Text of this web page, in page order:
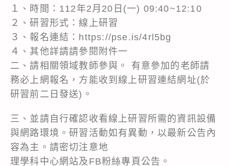
１、時間：112年2月20日(一) 09:40~12:10
２、研習形式：線上研習
３、報名連結：https://pse.is/4rl5bg
４、其他詳請請參閱附件一
二、請相關領域教師參與。 有意參加的老師請
務必上網報名，方能收到線上研習連結網址(於
研習前二日發送)。
三、並請自行確認收看線上研習所需的資訊設備
與網路環境。研習活動如有異動，以最新公告內
容為主。請密切注意地
理學科中心網站及FB粉絲專頁公告。